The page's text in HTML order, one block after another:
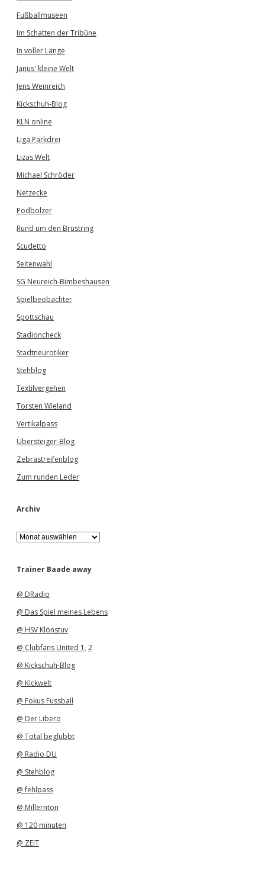
Fußballmuseen
Im Schatten der Tribüne
In voller Länge
Janus' kleine Welt
Jens Weinreich
Kickschuh-Blog
KLN online
Liga Parkdrei
Lizas Welt
Michael Schröder
Netzecke
Podbolzer
Rund um den Brustring
Scudetto
Seitenwahl
SG Neureich-Bimbeshausen
Spielbeobachter
Spottschau
Stadioncheck
Stadtneurotiker
Stehblog
Textilvergehen
Torsten Wieland
Vertikalpass
Übersteiger-Blog
Zebrastreifenblog
Zum runden Leder
Archiv
A
r
h
Trainer Baade away
@ DRadio
@ Das Spiel meines Lebens
@ HSV Klönstuv
@ Clubfans United 1 , 2
@ Kickschuh-Blog
@ Kickwelt
@ Fokus Fussball
@ Der Libero
@ Total beglubbt
@ Radio DU
@ Stehblog
@ fehlpass
@ Millernton
@ 120 minuten
@ ZEIT